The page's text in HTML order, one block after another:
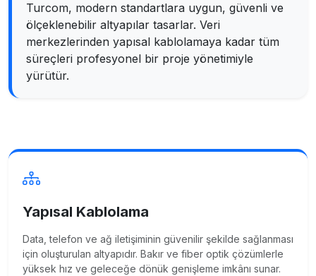
Turcom, modern standartlara uygun, güvenli ve
ölçeklenebilir altyapılar tasarlar. Veri
merkezlerinden yapısal kablolamaya kadar tüm
süreçleri profesyonel bir proje yönetimiyle
yürütür.
Yapısal Kablolama
Data, telefon ve ağ iletişiminin güvenilir şekilde sağlanması
için oluşturulan altyapıdır. Bakır ve fiber optik çözümlerle
yüksek hız ve geleceğe dönük genişleme imkânı sunar.